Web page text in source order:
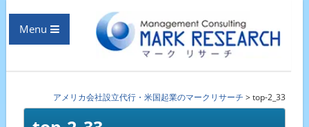
Menu
アメリカ会社設立代行・米国起業のマークリサーチ >top-2_33